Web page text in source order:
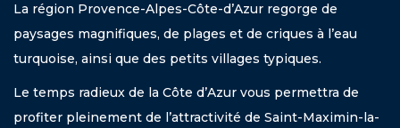
La région Provence-Alpes-Côte-d’Azur regorge de
paysages magnifiques, de plages et de criques à l’eau
turquoise, ainsi que des petits villages typiques.
Le temps radieux de la Côte d’Azur vous permettra de
profiter pleinement de l’attractivité de Saint-Maximin-la-